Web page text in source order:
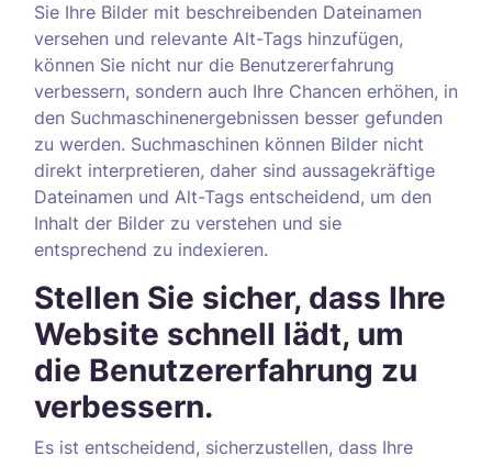
Sie Ihre Bilder mit beschreibenden Dateinamen
versehen und relevante Alt-Tags hinzufügen,
können Sie nicht nur die Benutzererfahrung
verbessern, sondern auch Ihre Chancen erhöhen, in
den Suchmaschinenergebnissen besser gefunden
zu werden. Suchmaschinen können Bilder nicht
direkt interpretieren, daher sind aussagekräftige
Dateinamen und Alt-Tags entscheidend, um den
Inhalt der Bilder zu verstehen und sie
entsprechend zu indexieren.
Stellen Sie sicher, dass Ihre
Website schnell lädt, um
die Benutzererfahrung zu
verbessern.
Es ist entscheidend, sicherzustellen, dass Ihre